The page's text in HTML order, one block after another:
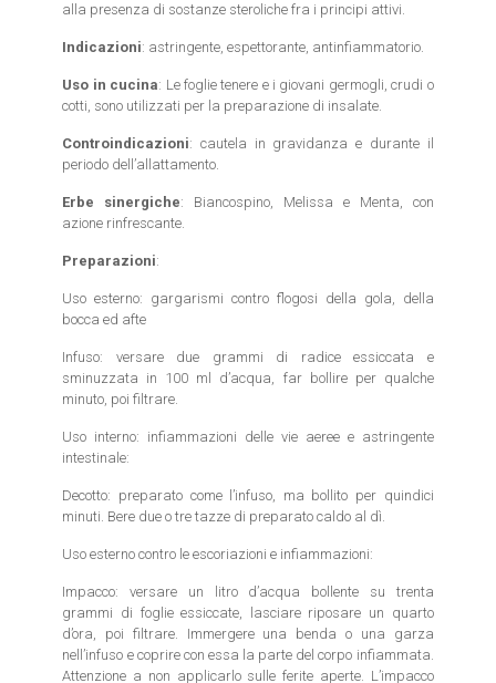
alla presenza di sostanze steroliche fra i principi attivi.
Indicazioni: astringente, espettorante, antinfiammatorio.
Uso in cucina: Le foglie tenere e i giovani germogli, crudi o
cotti, sono utilizzati per la preparazione di insalate.
Controindicazioni: cautela in gravidanza e durante il
periodo dell’allattamento.
Erbe sinergiche: Biancospino, Melissa e Menta, con
azione rinfrescante.
Preparazioni:
Uso esterno: gargarismi contro flogosi della gola, della
bocca ed afte
Infuso: versare due grammi di radice essiccata e
sminuzzata in 100 ml d’acqua, far bollire per qualche
minuto, poi filtrare.
Uso interno: infiammazioni delle vie aeree e astringente
intestinale:
Decotto: preparato come l’infuso, ma bollito per quindici
minuti. Bere due o tre tazze di preparato caldo al dì.
Uso esterno contro le escoriazioni e infiammazioni:
Impacco: versare un litro d’acqua bollente su trenta
grammi di foglie essiccate, lasciare riposare un quarto
d’ora, poi filtrare. Immergere una benda o una garza
nell’infuso e coprire con essa la parte del corpo infiammata.
Attenzione a non applicarlo sulle ferite aperte. L’impacco